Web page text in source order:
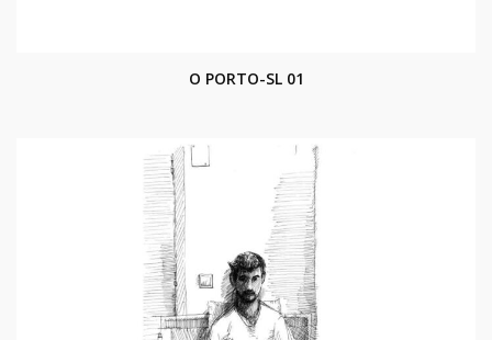
O PORTO-SL 01